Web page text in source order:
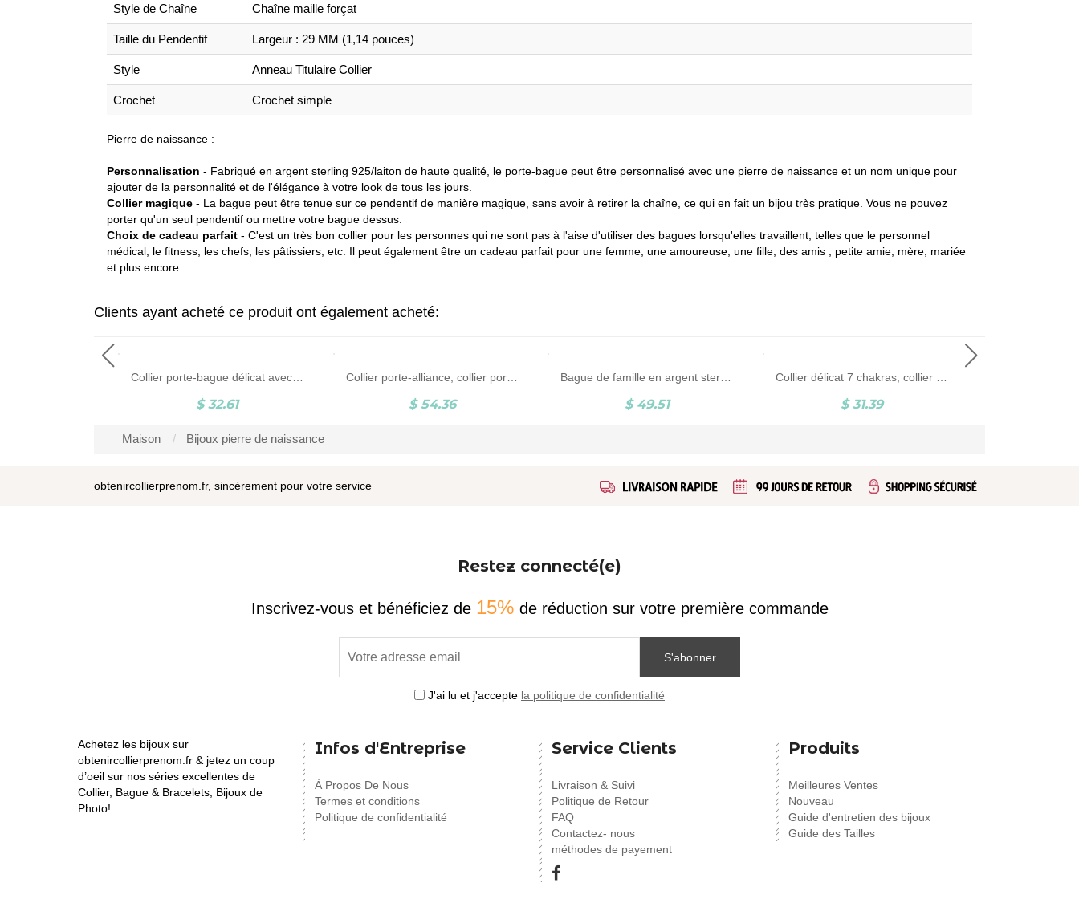
Style de Chaîne Chaîne maille forçat
Taille du Pendentif Largeur : 29 MM (1,14 pouces)
Style Anneau Titulaire Collier
Crochet Crochet simple
Pierre de naissance :
Personnalisation - Fabriqué en argent sterling 925/laiton de haute qualité, le porte-bague peut être personnalisé avec une pierre de naissance et un nom unique pour
ajouter de la personnalité et de l'élégance à votre look de tous les jours.
Collier magique - La bague peut être tenue sur ce pendentif de manière magique, sans avoir à retirer la chaîne, ce qui en fait un bijou très pratique. Vous ne pouvez
porter qu'un seul pendentif ou mettre votre bague dessus.
Choix de cadeau parfait - C'est un très bon collier pour les personnes qui ne sont pas à l'aise d'utiliser des bagues lorsqu'elles travaillent, telles que le personnel
médical, le fitness, les chefs, les pâtissiers, etc. Il peut également être un cadeau parfait pour une femme, une amoureuse, une fille, des amis , petite amie, mère, mariée
et plus encore.
Clients ayant acheté ce produit ont également acheté:
$ 32.61
Collier porte-alliance, collier porte-alliance géométrique, collier porte-alliance doré, porte-alliance, cadeau pour étudiant en médecine, cadeau pour pâtissier
$ 54.36 $ 49.51 $ 31.39
Maison Bijoux pierre de naissance
obtenircollierprenom.fr, sincèrement pour votre service
Restez connecté(e)
Inscrivez-vous et bénéficiez de 15% de réduction sur votre première commande
S'abonner
J'ai lu et j'accepte la politique de confidentialité
Achetez les bijoux sur
obtenircollierprenom.fr & jetez un coup
d’oeil sur nos séries excellentes de
Collier, Bague & Bracelets, Bijoux de
Photo!
Infos d'Entreprise
À Propos De Nous
Termes et conditions
Politique de confidentialité
Service Clients
Livraison & Suivi
Politique de Retour
FAQ
Contactez- nous
méthodes de payement
Produits
Meilleures Ventes
Nouveau
Guide d'entretien des bijoux
Guide des Tailles